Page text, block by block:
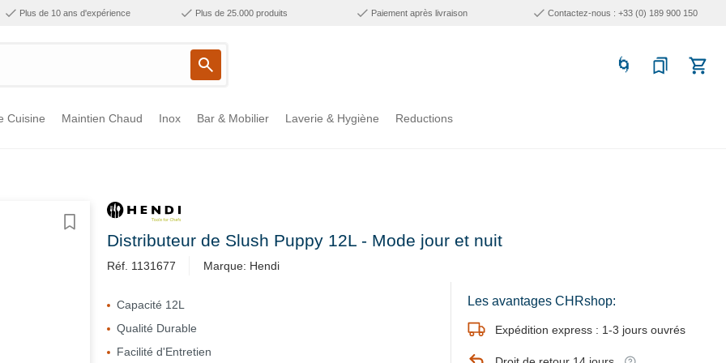
Plus de 10 ans d'expérience Plus de 25.000 produits Paiement après livraison Contactez-nous : +33 (0) 189 900 150
Cuisine Maintien Chaud Inox Bar & Mobilier Laverie & Hygiène Reductions
Distributeur de Slush Puppy 12L - Mode jour et nuit
Réf. 1131677 Marque: Hendi
Capacité 12L
Qualité Durable
Facilité d'Entretien
Les avantages CHRshop:
Expédition express : 1-3 jours ouvrés